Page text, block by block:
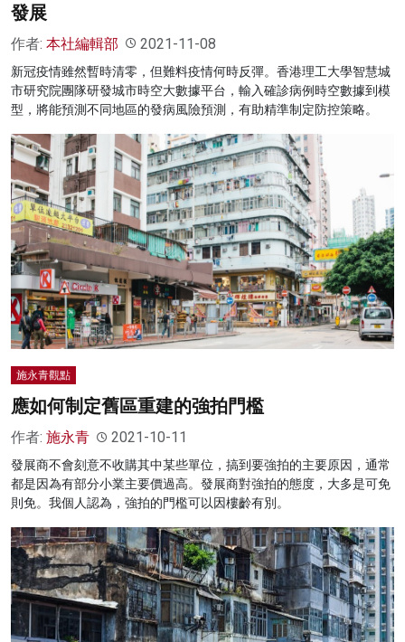
發展
作者: 本社編輯部 2021-11-08
新冠疫情雖然暫時清零，但難料疫情何時反彈。香港理工大學智慧城
市研究院團隊研發城市時空大數據平台，輸入確診病例時空數據到模
型，將能預測不同地區的發病風險預測，有助精準制定防控策略。
施永青觀點
應如何制定舊區重建的強拍門檻
作者: 施永青 2021-10-11
發展商不會刻意不收購其中某些單位，搞到要強拍的主要原因，通常
都是因為有部分小業主要價過高。發展商對強拍的態度，大多是可免
則免。我個人認為，強拍的門檻可以因樓齡有別。